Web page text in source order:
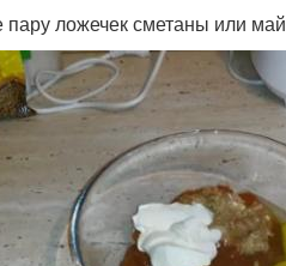
ложечек сметаны или